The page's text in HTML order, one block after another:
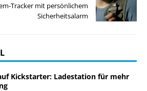
mit persönlichem
Sicherheitsalarm
Kickstarter: Ladestation für mehr